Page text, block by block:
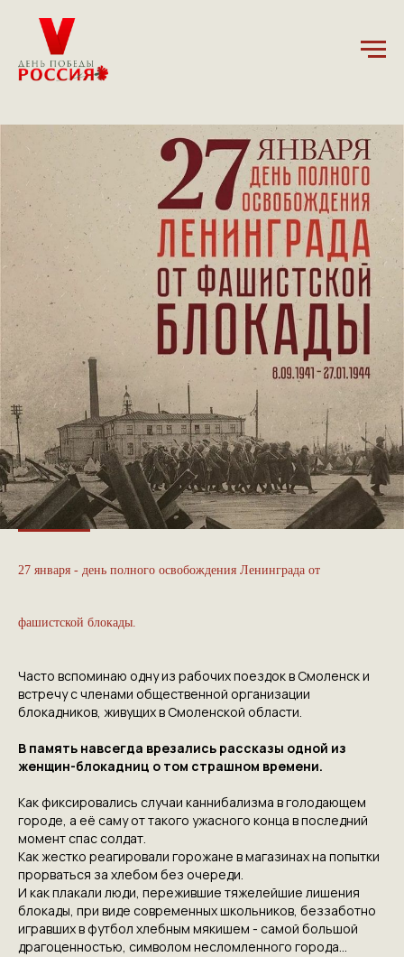
27 января - день полного освобождения Ленинграда от
фашистской блокады.
Часто вспоминаю одну из рабочих поездок в Смоленск и
встречу с членами общественной организации
блокадников, живущих в Смоленской области.
В память навсегда врезались рассказы одной из
женщин-блокадниц о том страшном времени.
Как фиксировались случаи каннибализма в голодающем
городе, а её саму от такого ужасного конца в последний
момент спас солдат.
Как жестко реагировали горожане в магазинах на попытки
прорваться за хлебом без очереди.
И как плакали люди, пережившие тяжелейшие лишения
блокады, при виде современных школьников, беззаботно
игравших в футбол хлебным мякишем - самой большой
драгоценностью, символом несломленного города...
КОНТАКТЫ
ПРИГЛАШАЕМ ВАС
ПРИНЯТЬ УЧАСТИЕ В